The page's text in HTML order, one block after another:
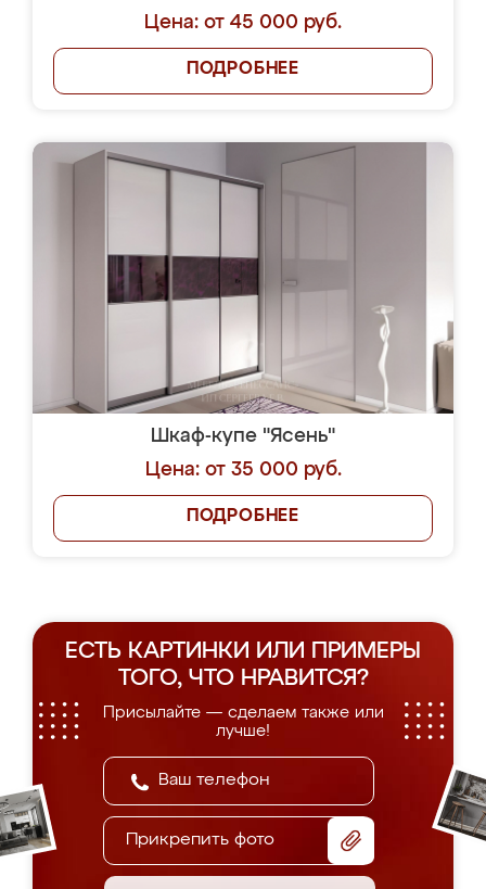
Цена: от 45 000 руб.
ПОДРОБНЕЕ
Шкаф-купе "Ясень"
Цена: от 35 000 руб.
ПОДРОБНЕЕ
ЕСТЬ КАРТИНКИ ИЛИ ПРИМЕРЫ
ТОГО, ЧТО НРАВИТСЯ?
Присылайте — сделаем также или
лучше!
Прикрепить фото